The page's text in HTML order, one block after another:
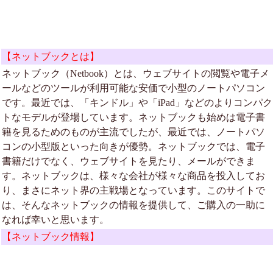
【ネットブックとは】
ネットブック（Netbook）とは、ウェブサイトの閲覧や電子メ
ールなどのツールが利用可能な安価で小型のノートパソコン
です。最近では、「キンドル」や「iPad」などのよりコンパク
トなモデルが登場しています。ネットブックも始めは電子書
籍を見るためのものが主流でしたが、最近では、ノートパソ
コンの小型版といった向きが優勢。ネットブックでは、電子
書籍だけでなく、ウェブサイトを見たり、メールができま
す。ネットブックは、様々な会社が様々な商品を投入してお
り、まさにネット界の主戦場となっています。このサイトで
は、そんなネットブックの情報を提供して、ご購入の一助に
なれば幸いと思います。
【ネットブック情報】